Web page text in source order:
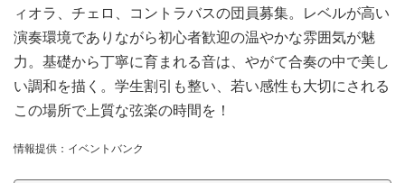
ィオラ、チェロ、コントラバスの団員募集。レベルが高い
演奏環境でありながら初心者歓迎の温やかな雰囲気が魅
力。基礎から丁寧に育まれる音は、やがて合奏の中で美し
い調和を描く。学生割引も整い、若い感性も大切にされる
この場所で上質な弦楽の時間を！
情報提供：イベントバンク